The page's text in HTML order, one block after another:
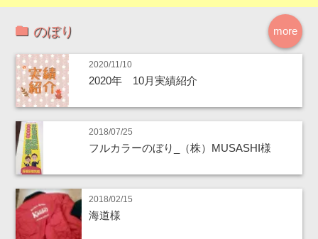
more
のぼり
2020/11/10
2020年 10月実績紹介
2018/07/25
フルカラーのぼり_（株）MUSASHI様
2018/02/15
海道様